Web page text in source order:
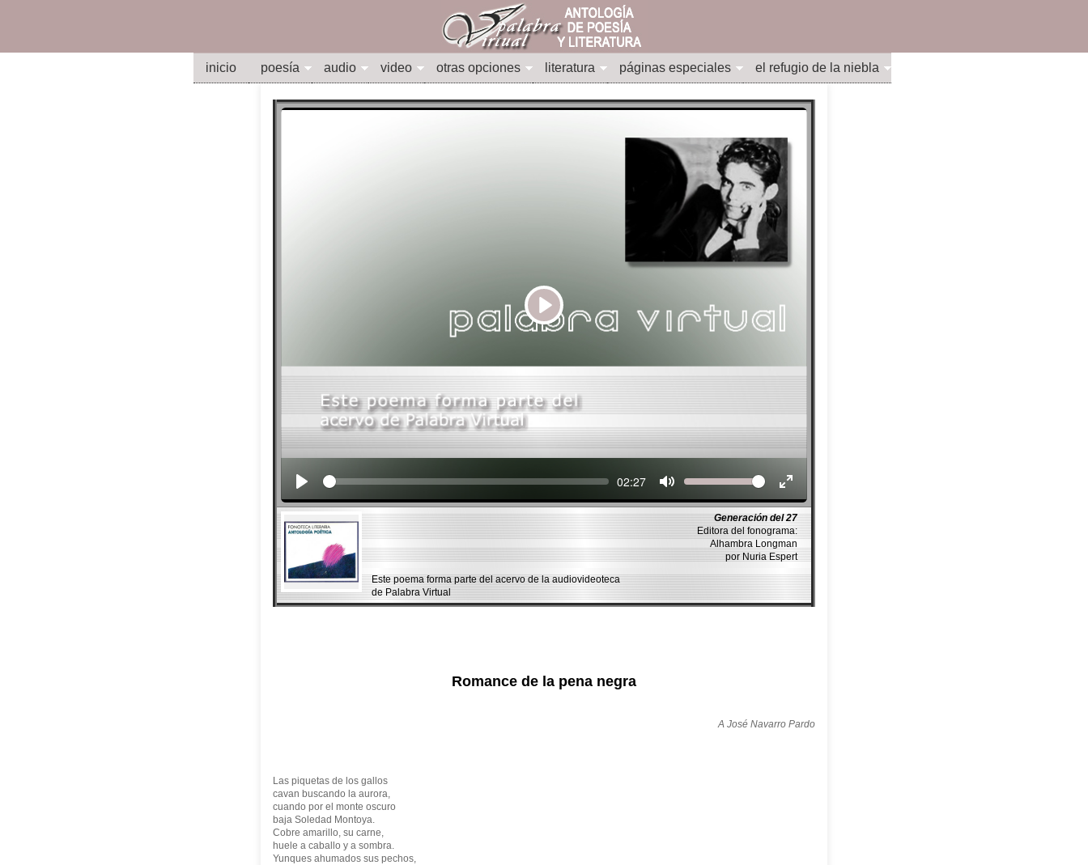
inicio poesía audio video otras opciones literatura páginas especiales el refugio de la niebla
Play
Seek Current
02:27 Volume
Generación del 27
Editora del fonograma:
Alhambra Longman
por Nuria Espert
Este poema forma parte del acervo de la audiovideoteca
de Palabra Virtual
Romance de la pena negra
A José Navarro Pardo
Las piquetas de los gallos
cavan buscando la aurora,
cuando por el monte oscuro
baja Soledad Montoya.
Cobre amarillo, su carne,
huele a caballo y a sombra.
Yunques ahumados sus pechos,